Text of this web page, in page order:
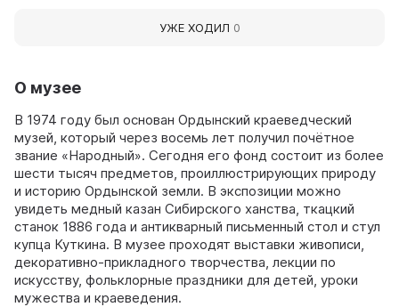
О музее
В 1974 году был основан Ордынский краеведческий
музей, который через восемь лет получил почётное
звание «Народный». Сегодня его фонд состоит из более
шести тысяч предметов, проиллюстрирующих природу
и историю Ордынской земли. В экспозиции можно
увидеть медный казан Сибирского ханства, ткацкий
станок 1886 года и антикварный письменный стол и стул
купца Куткина. В музее проходят выставки живописи,
декоративно-прикладного творчества, лекции по
искусству, фольклорные праздники для детей, уроки
мужества и краеведения.
УЖЕ ХОДИЛ 0